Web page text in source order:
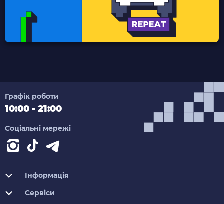
Графік роботи
10:00 - 21:00
Соціальні мережі
Інформація
Сервіси